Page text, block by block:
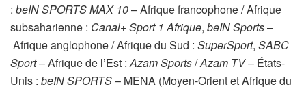
: beIN SPORTS MAX 10– Afrique francophone / Afrique
subsaharienne : Canal+ Sport 1 Afrique, beIN Sports–
Afrique anglophone / Afrique du Sud : SuperSport, SABC
Sport– Afrique de l’Est :Azam Sports/Azam TV– États-
Unis : beIN SPORTS– MENA (Moyen-Orient et Afrique du